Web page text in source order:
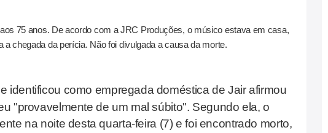
75 anos. De acordo com a JRC Produções, o músico estava em casa,
a chegada da perícia. Não foi divulgada a causa da morte.
identificou como empregada doméstica de Jair afirmou
"provavelmente de um mal súbito". Segundo ela, o
na noite desta quarta-feira (7) e foi encontrado morto,